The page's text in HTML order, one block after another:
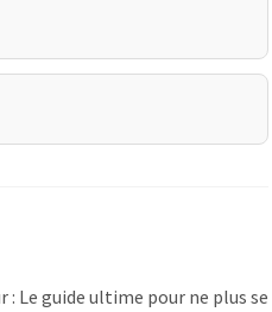
Le guide ultime pour ne plus se